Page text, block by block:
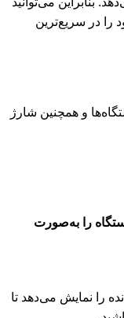
را در سریع‌ترین
و همچنین شارژ
را به‌صورت
را نمایش می‌دهد تا